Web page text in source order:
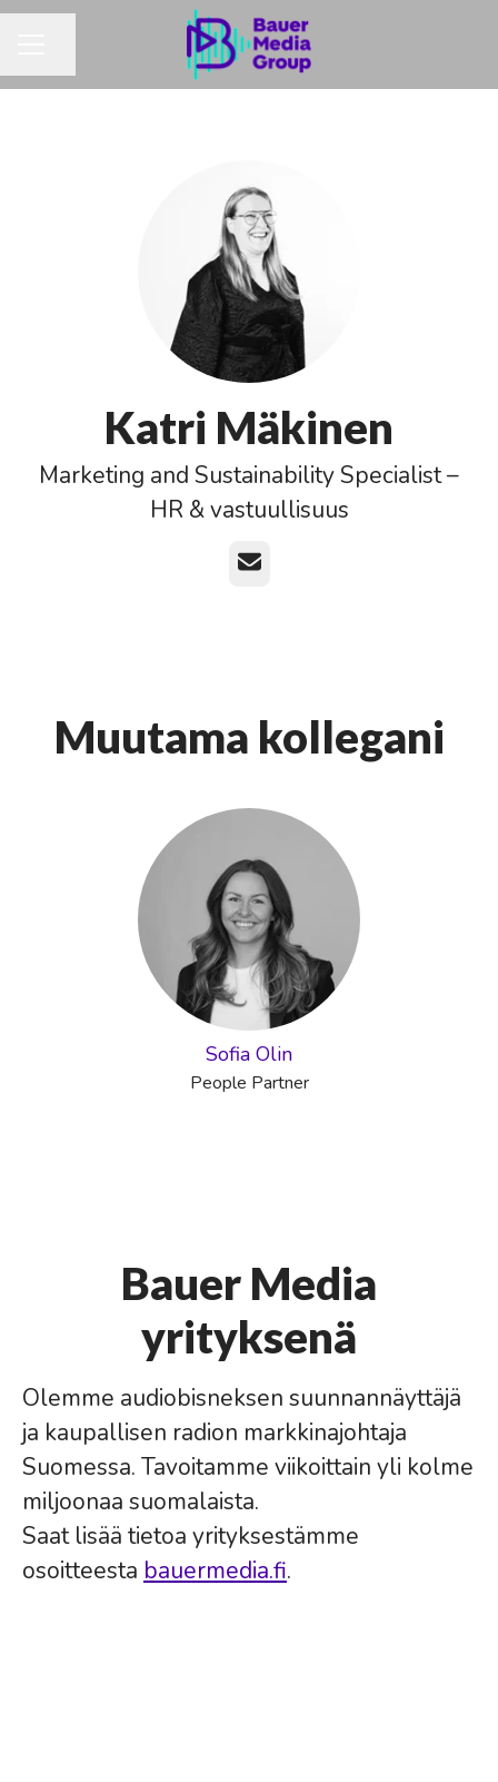
Katri Mäkinen
Marketing and Sustainability Specialist –
HR & vastuullisuus
Sähköposti
Muutama kollegani
Sofia Olin
People Partner
Bauer Media
yrityksenä
Olemme audiobisneksen suunnannäyttäjä
ja kaupallisen radion markkinajohtaja
Suomessa. Tavoitamme viikoittain yli kolme
miljoonaa suomalaista.
Saat lisää tietoa yrityksestämme
osoitteesta bauermedia.fi.